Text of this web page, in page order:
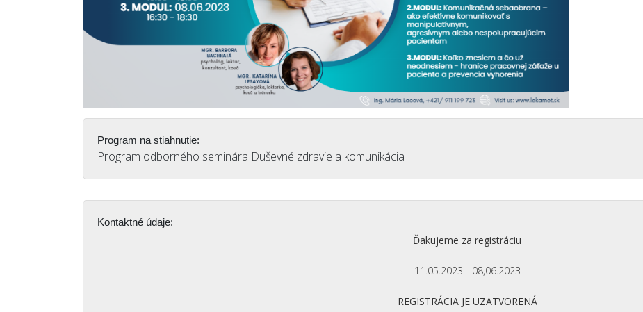
Program na stiahnutie:
Program odborného seminára Duševné zdravie a komunikácia
Kontaktné údaje:
Ďakujeme za registráciu
11.05.2023 - 08,06.2023
REGISTRÁCIA JE UZATVORENÁ